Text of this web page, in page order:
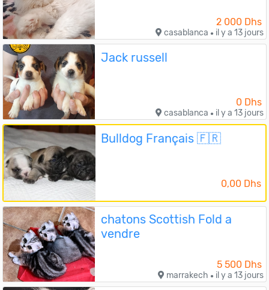
2 000 Dhs
casablanca ● il y a 13 jours
Jack russell
0 Dhs
casablanca ● il y a 13 jours
Bulldog Français 🇫🇷
0,00 Dhs
chatons Scottish Fold a
vendre
5 500 Dhs
marrakech ● il y a 13 jours